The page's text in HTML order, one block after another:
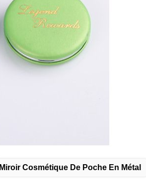
Miroir Cosmétique De Poche En Métal